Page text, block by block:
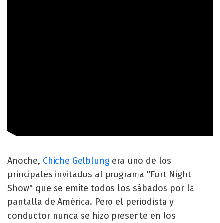
Anoche, Chiche Gelblung era uno de los
principales invitados al programa "Fort Night
Show" que se emite todos los sábados por la
pantalla de América. Pero el periodista y
conductor nunca se hizo presente en los